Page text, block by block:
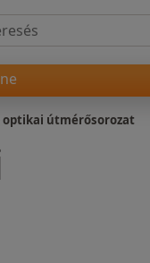
útmérősorozat